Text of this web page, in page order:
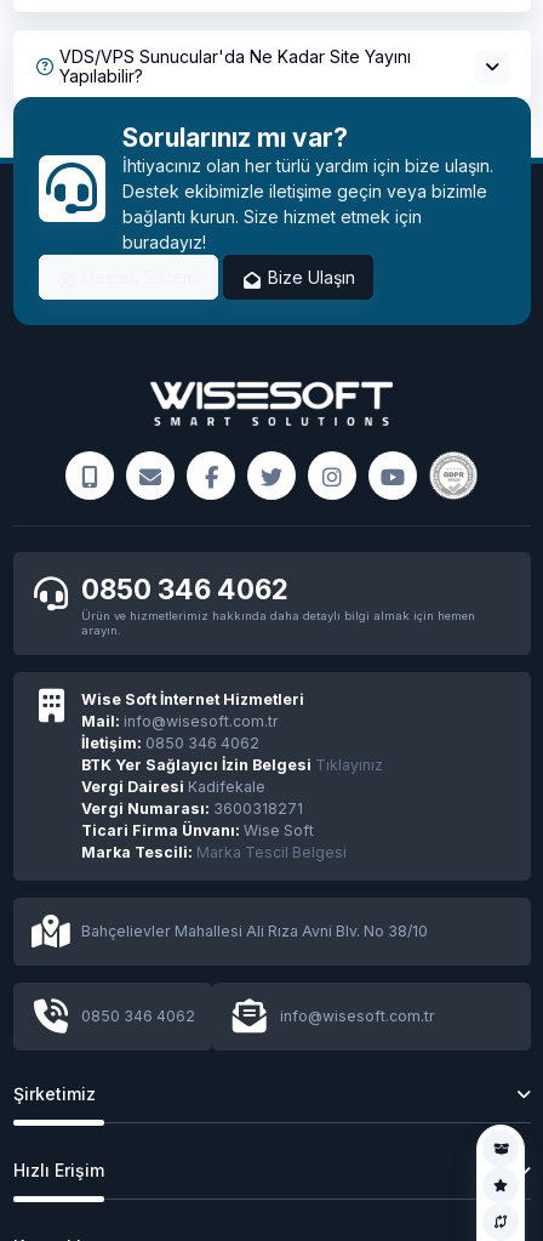
VDS/VPS Sunucular'da Ne Kadar Site Yayını
Yapılabilir?
Sorularınız mı var?
İhtiyacınız olan her türlü yardım için bize ulaşın.
Destek ekibimizle iletişime geçin veya bizimle
bağlantı kurun. Size hizmet etmek için
buradayız!
Bize Ulaşın
0850 346 4062
Ürün ve hizmetlerimiz hakkında daha detaylı bilgi almak için hemen
arayın.
Wise Soft İnternet Hizmetleri
Mail: info@wisesoft.com.tr
İletişim: 0850 346 4062
BTK Yer Sağlayıcı İzin Belgesi Tıklayınız
Vergi Dairesi Kadifekale
Vergi Numarası: 3600318271
Ticari Firma Ünvanı: Wise Soft
Marka Tescili: Marka Tescil Belgesi
Bahçelievler Mahallesi Ali Rıza Avni Blv. No 38/10
0850 346 4062 info@wisesoft.com.tr
Şirketimiz
Hızlı Erişim